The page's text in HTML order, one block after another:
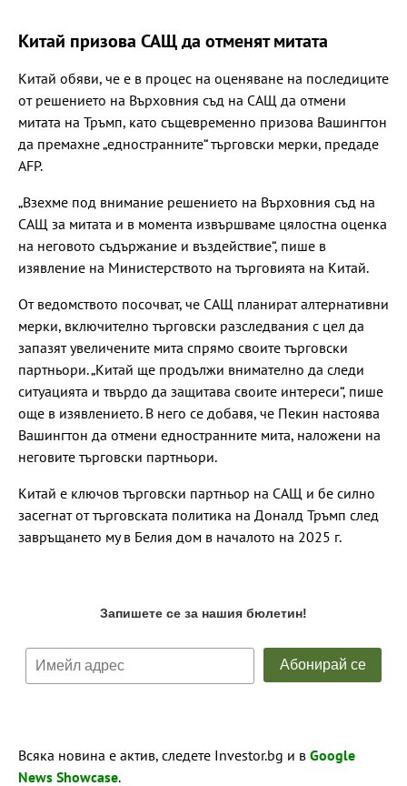
Китай призова САЩ да отменят митата
Китай обяви, че е в процес на оценяване на последиците
от решението на Върховния съд на САЩ да отмени
митата на Тръмп, като същевременно призова Вашингтон
да премахне „едностранните“ търговски мерки, предаде
AFP.
„Взехме под внимание решението на Върховния съд на
САЩ за митата и в момента извършваме цялостна оценка
на неговото съдържание и въздействие“, пише в
изявление на Министерството на търговията на Китай.
От ведомството посочват, че САЩ планират алтернативни
мерки, включително търговски разследвания с цел да
запазят увеличените мита спрямо своите търговски
партньори. „Китай ще продължи внимателно да следи
ситуацията и твърдо да защитава своите интереси“, пише
още в изявлението. В него се добавя, че Пекин настоява
Вашингтон да отмени едностранните мита, наложени на
неговите търговски партньори.
Китай е ключов търговски партньор на САЩ и бе силно
засегнат от търговската политика на Доналд Тръмп след
завръщането му в Белия дом в началото на 2025 г.
Всяка новина е актив, следете Investor.bg и в Google
News Showcase.